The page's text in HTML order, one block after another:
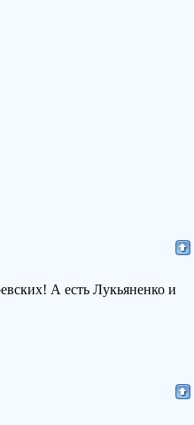
А есть Лукьяненко и